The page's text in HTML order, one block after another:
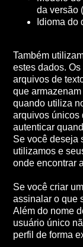
da versão
Idioma do
Também
estes dados.
arquivos de
que
quando utiliza
arquivos únicos
autenticar
Se você deseja
utilizamos e
onde encontrar
Se você criar
assinalar o que
Além do nome
usuário único
perfil de forma